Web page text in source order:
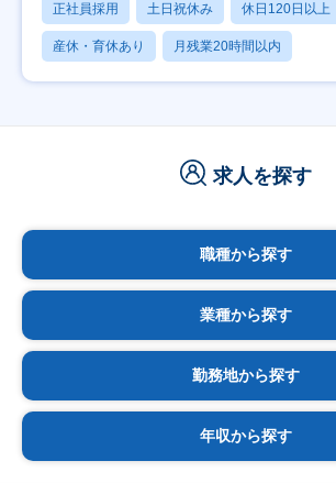
正社員採用 土日祝休み 休日120日以上
産休・育休あり 月残業20時間以内
求人を探す
職種から探す
業種から探す
勤務地から探す
年収から探す